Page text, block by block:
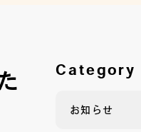
Category
お知らせ